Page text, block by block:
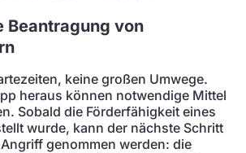
Beantragung von
keine großen Umwege.
heraus können notwendige Mittel
Sobald die Förderfähigkeit eines
wurde, kann der nächste Schritt
genommen werden: die